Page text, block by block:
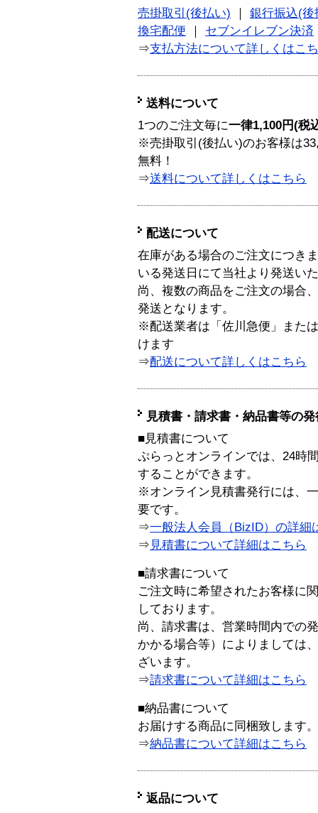
売掛取引(後払い)
銀行振込(後
換宅配便
セブンイレブン決済
⇒支払方法について詳しくはこ
送料について
1つのご注文毎に一律1,100円(税
※売掛取引(後払い)のお客様は
無料！
⇒送料について詳しくはこちら
配送について
在庫がある場合のご注文につき
いる発送日にて当社より発送い
尚、複数の商品をご注文の場合
発送となります。
※配送業者は「佐川急便」また
けます
⇒配送について詳しくはこちら
見積書・請求書・納品書等の
■見積書について
ぷらっとオンラインでは、24時
することができます。
※オンライン見積書発行には、
要です。
⇒一般法人会員（BizID）の詳細
⇒ 見積書について詳細はこちら
■請求書について
ご注文時に希望されたお客様に
しております。
尚、請求書は、営業時間内での
かかる場合等）によりましては
ざいます。
⇒請求書について詳細はこちら
■納品書について
お届けする商品に同梱致します。
⇒納品書について詳細はこちら
返品について